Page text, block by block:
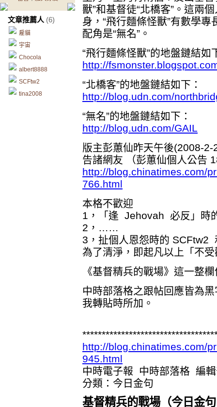
文章推薦人 (6)
雇貓
宇宙
Chocola
albert8888
SCFtw2
tina2008
獸”和基督徒“北橋客”。這兩
身，“飛行麵條怪獸”有數學專
配角是“無名”。
“飛行麵條怪獸”的地盤鏈結如
http://
“北橋客”的地盤鏈結如下：
http://blog.udn.com/
“無名”的地盤鏈結如下：
http://blog.udn.com/GAIL
版主彭蕙仙昨天午後(2008-
告諸網友 （彭蕙仙個人公告
http://blog.chinatimes.com/
766.html
本格不歡迎
1，「逢 Jehovah 必反」時
2，……
3，扯個人恩怨時的
為了清淨，即起凡以上「不
《基督精兵的戰場》這一整
中時部落格之跟帖回應皆為
我轉貼時所加。
http://blog.chinatimes.com/
945.html
中時電子報 中時部落格 編
分類：今日金句
基督精兵的戰場（今日金